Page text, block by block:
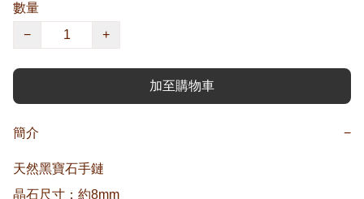
數量
−
+
加至購物車
簡介 −
天然黑寶石手鏈
晶石尺寸：約8mm